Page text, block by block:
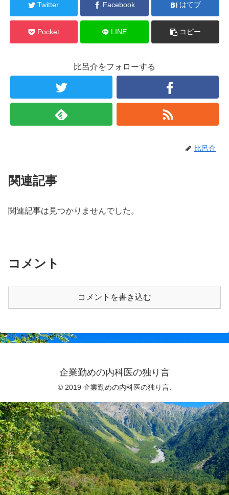
Twitter Facebook はてブ
Pocket LINE コピー
比呂介をフォローする
比呂介
関連記事
関連記事は見つかりませんでした。
コメント
コメントを書き込む
企業勤めの内科医の独り言
© 2019 企業勤めの内科医の独り言.